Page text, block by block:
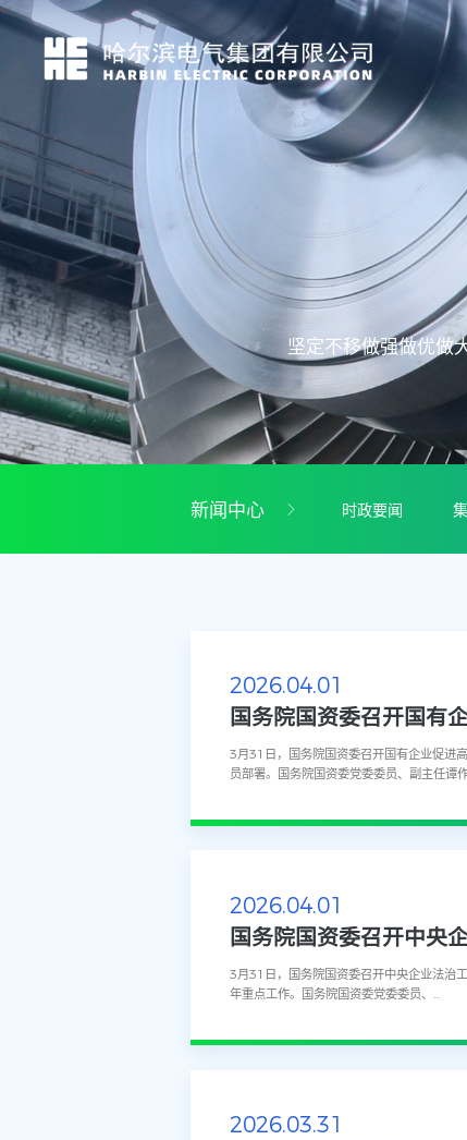
坚定不移做强做优做
新闻中心 时政要闻
2026.04.01
国务院国资委召开国有
3月31日，国务院国资委召开国有企业促进
员部署。国务院国资委党委委员、副主任谭
2026.04.01
国务院国资委召开中央
3月31日，国务院国资委召开中央企业法治
年重点工作。国务院国资委党委委员、...
2026.03.31